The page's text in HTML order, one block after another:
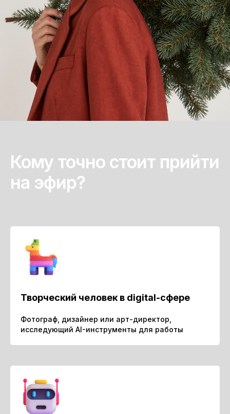
Кому точно стоит прийти
на эфир?
Творческий человек в digital-сфере
Фотограф, дизайнер или арт-директор,
исследующий AI-инструменты для работы